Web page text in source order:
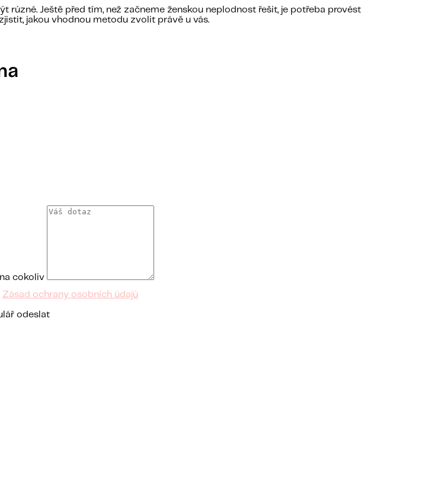
Ještě před tím, než začneme ženskou neplodnost řešit, je potřeba provést
jakou vhodnou metodu zvolit právě u vás.
cokoliv
Zásad ochrany osobních údajů
odeslat